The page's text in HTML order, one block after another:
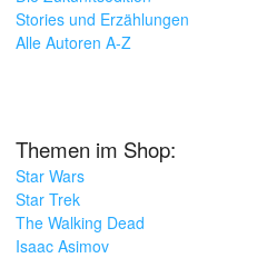
Stories und Erzählungen
Alle Autoren A-Z
Themen im Shop:
Star Wars
Star Trek
The Walking Dead
Isaac Asimov